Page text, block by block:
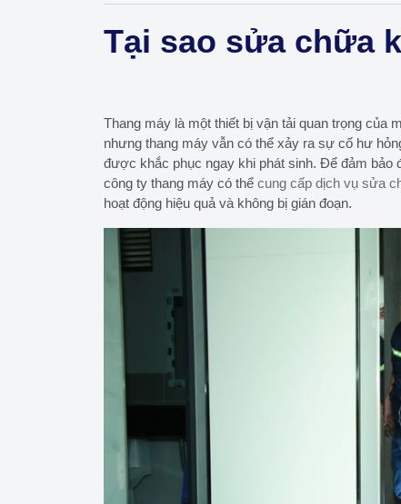
Tại sao sửa chữa
Thang máy là một thiết bị vận tải quan trọng
nhưng thang máy vẫn có thể xảy ra sự cố hư
được khắc phục ngay khi phát sinh. Để đảm
công ty thang máy có thể cung cấp dịch vụ sửa
hoạt động hiệu quả và không bị gián đoạn.